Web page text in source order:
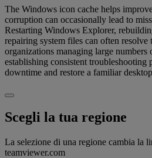
The Windows icon cache helps
corruption can occasionally lead to
Restarting Windows Explorer,
repairing system files can often resolve
organizations managing large numbers
establishing consistent troubleshooting
downtime and restore a familiar
Scegli la tua regione
La selezione di una regione cambia la
teamviewer.com